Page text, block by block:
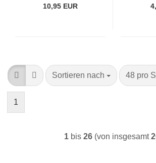
10,95 EUR
Sortieren nach
Sortieren nach 48 pro
pro
1
1bis 26(von insgesamt